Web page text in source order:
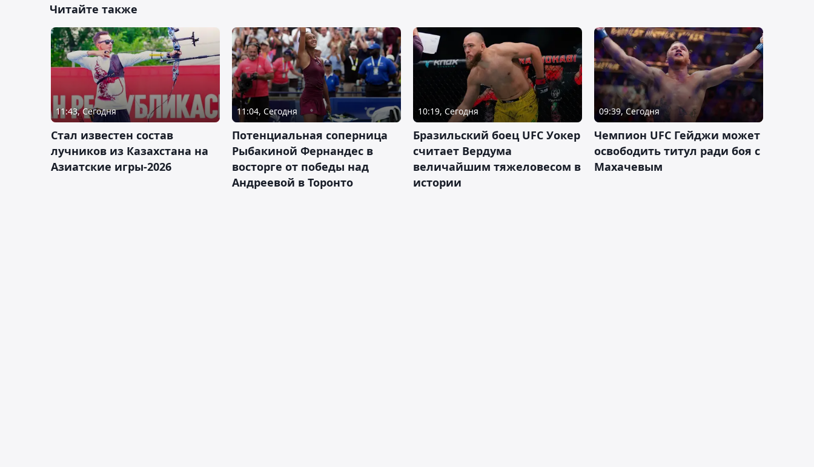
Читайте также
11:43, Сегодня
Стал известен состав
лучников из Казахстана на
Азиатские игры-2026
11:04, Сегодня
Потенциальная соперница
Рыбакиной Фернандес в
восторге от победы над
Андреевой в Торонто
10:19, Сегодня
Бразильский боец UFC Уокер
считает Вердума
величайшим тяжеловесом в
истории
09:39, Сегодня
Чемпион UFC Гейджи может
освободить титул ради боя с
Махачевым